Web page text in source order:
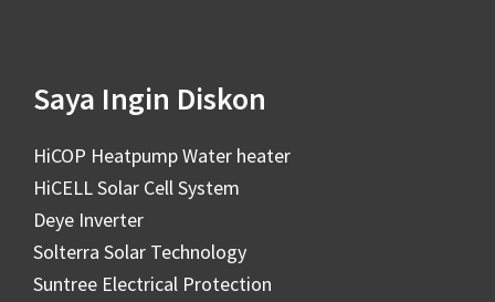
Saya Ingin Diskon
HiCOP Heatpump Water heater
HiCELL Solar Cell System
Deye Inverter
Solterra Solar Technology
Suntree Electrical Protection